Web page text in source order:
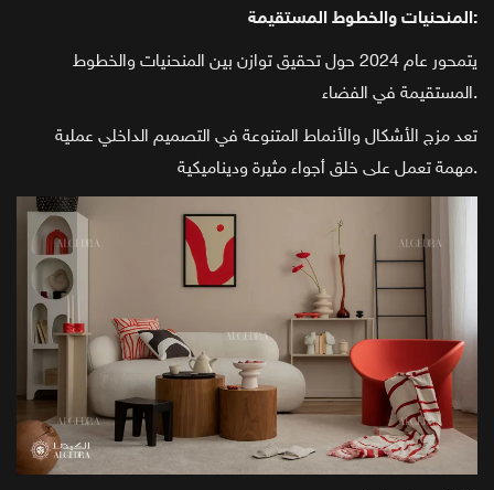
المنحنيات والخطوط المستقيمة:
يتمحور عام 2024 حول تحقيق توازن بين المنحنيات والخطوط
المستقيمة في الفضاء.
تعد مزج الأشكال والأنماط المتنوعة في التصميم الداخلي عملية
مهمة تعمل على خلق أجواء مثيرة وديناميكية.